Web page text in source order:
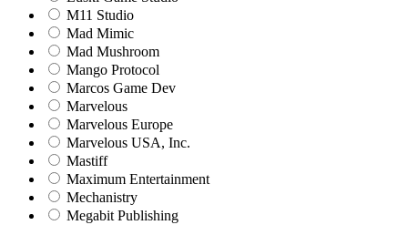
M11 Studio
Mad Mimic
Mad Mushroom
Mango Protocol
Marcos Game Dev
Marvelous
Marvelous Europe
Marvelous USA, Inc.
Mastiff
Maximum Entertainment
Mechanistry
Megabit Publishing